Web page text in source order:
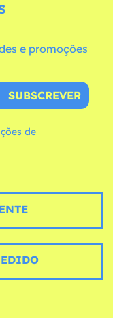
e promoções
SUBSCREVER